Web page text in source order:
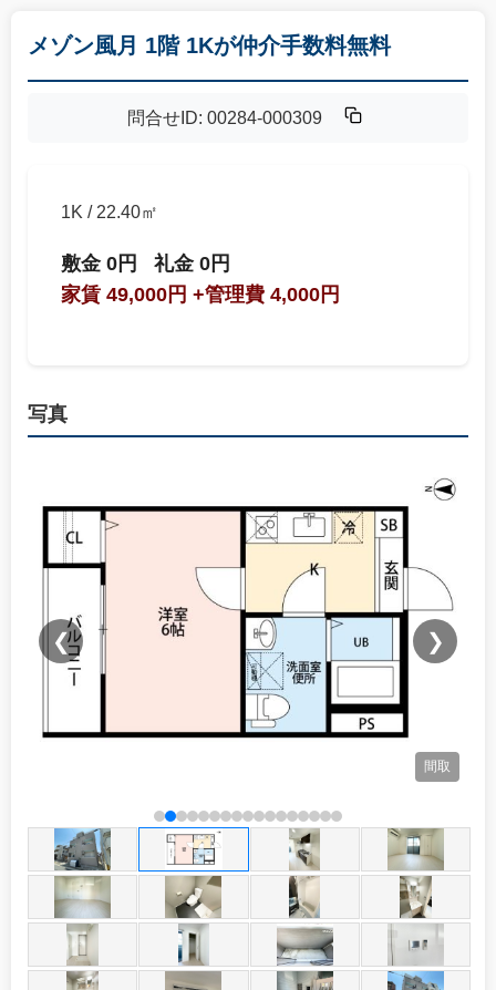
メゾン風月 1階 1Kが仲介手数料無料
問合せID: 00284-000309
1K / 22.40㎡
敷金 0円
礼金 0円
家賃 49,000円 +管理費 4,000円
写真
間取
❮ ❯